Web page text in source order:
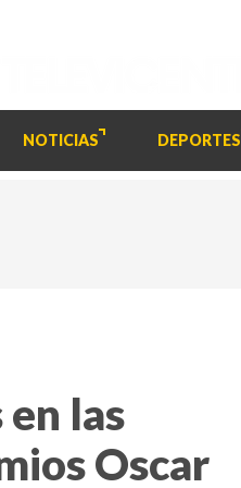
NOTICIAS DEPORTES
las
Oscar